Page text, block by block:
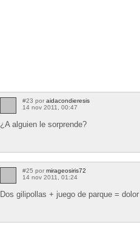
#23 por aidacondieresis
14 nov 2011, 00:47
¿A alguien le sorprende?
#25 por mirageosiris72
14 nov 2011, 01:24
Dos gilipollas + juego de parque = dolor